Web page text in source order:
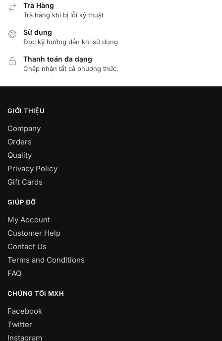
Trà Hàng
Trả hàng khi bị lỗi kỷ thuật
Sử dụng
Đọc kỹ hướng dẩn khi sử dụng
Thanh toán đa dạng
Chấp nhận tất cả phương thức.
GIỚI THIỆU
Company
Orders
Quality
Privacy Policy
Gift Cards
GIÚP ĐỠ
My Account
Customer Help
Contact Us
Terms and Conditions
FAQ
CHÚNG TÔI MXH
Facebook
Twitter
Instagram